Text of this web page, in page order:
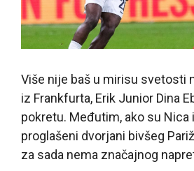
Više nije baš u mirisu svetosti
iz Frankfurta, Erik Junior Dina
pokretu. Međutim, ako su Nica
proglašeni dvorjani bivšeg
za sada nema značajnog